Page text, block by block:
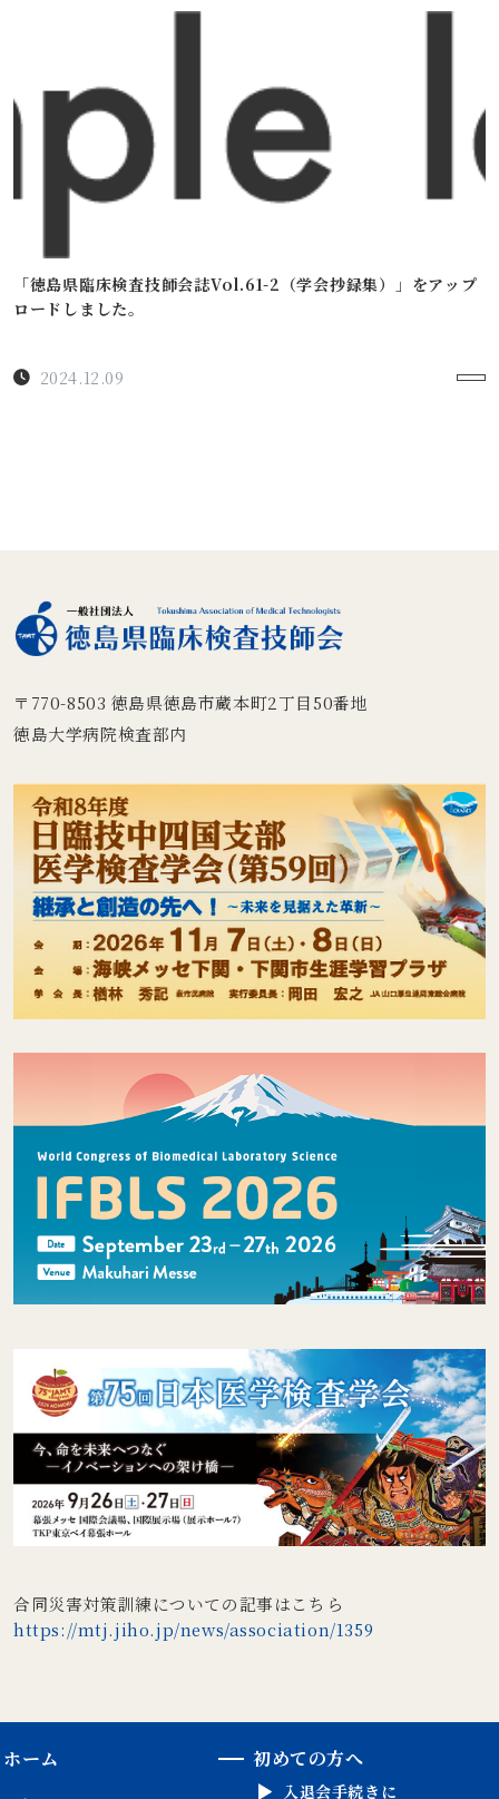
「徳島県臨床検査技師会誌Vol.61-2（学会抄録集）」をアップ
ロードしました。
2024.12.09
〒770-8503 徳島県徳島市蔵本町2丁目50番地
徳島大学病院検査部内
合同災害対策訓練についての記事はこちら
https://mtj.jiho.jp/news/association/1359
ホーム 初めての方へ
入退会手続きに